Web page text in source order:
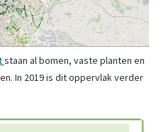
staan al bomen, vaste planten en
In 2019 is dit oppervlak verder